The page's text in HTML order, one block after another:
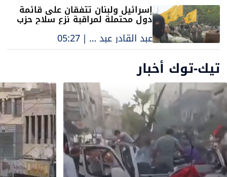
إسرائيل ولبنان تتفقان على قائمة
دول محتملة لمراقبة نزع سلاح حزب
الله
عبد القادر عبد الحليم |
05:27
تيك-توك أخبار